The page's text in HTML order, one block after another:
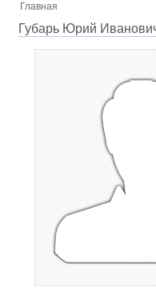
Главная
Губарь Юрий